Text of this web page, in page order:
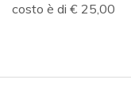
costo è di € 25,00